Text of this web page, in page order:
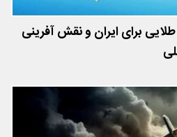
برای ایران و نقش آفرینی